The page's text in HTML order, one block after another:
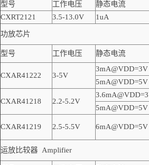
型号 工作电压
静态电流
CXRT2121
3.5-13.0V 1uA
功放芯片
型号 工作电压 静态电流
CXAR41222 3-5V
3mA@VDD=3V
5mA@VDD=5V
CXAR41218 2.2-5.2V
5mA@VDD=5V
CXAR41219 2.5-5.5V 6mA@VDD=5V
运放比较器 Amplifier